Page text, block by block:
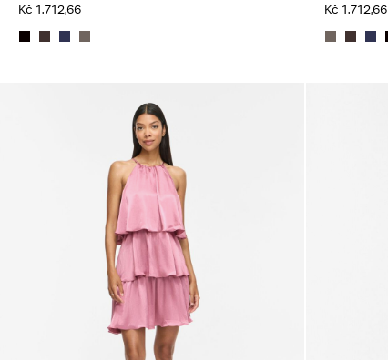
Kč 1.712,66
Kč 1.712,66